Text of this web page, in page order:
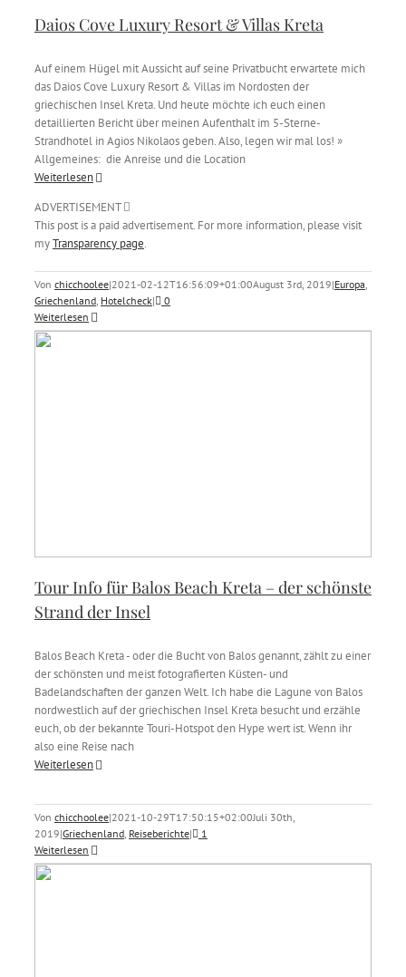
Daios Cove Luxury Resort & Villas Kreta
Auf einem Hügel mit Aussicht auf seine Privatbucht erwartete mich
das Daios Cove Luxury Resort & Villas im Nordosten der
griechischen Insel Kreta. Und heute möchte ich euch einen
detaillierten Bericht über meinen Aufenthalt im 5-Sterne-
Strandhotel in Agios Nikolaos geben. Also, legen wir mal los! »
Allgemeines: die Anreise und die Location
Weiterlesen
ADVERTISEMENT
This post is a paid advertisement. For more information, please visit
myTransparency page.
Von chicchoolee|2021-02-12T16:56:09+01:00August 3rd, 2019|Europa,
Griechenland, Hotelcheck|
0
Weiterlesen
Tour Info für Balos Beach Kreta – der schönste
Strand der Insel
Balos Beach Kreta - oder die Bucht von Balos genannt, zählt zu einer
der schönsten und meist fotografierten Küsten- und
Badelandschaften der ganzen Welt. Ich habe die Lagune von Balos
nordwestlich auf der griechischen Insel Kreta besucht und erzähle
euch, ob der bekannte Touri-Hotspot den Hype wert ist. Wenn ihr
also eine Reise nach
Weiterlesen
Von chicchoolee|2021-10-29T17:50:15+02:00Juli 30th,
2019|Griechenland, Reiseberichte|
1
Weiterlesen